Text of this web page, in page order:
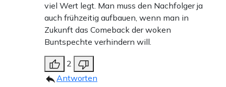
viel Wert legt. Man muss den Nachfolger ja
auch frühzeitig aufbauen, wenn man in
Zukunft das Comeback der woken
Buntspechte verhindern will.
2
Antworten